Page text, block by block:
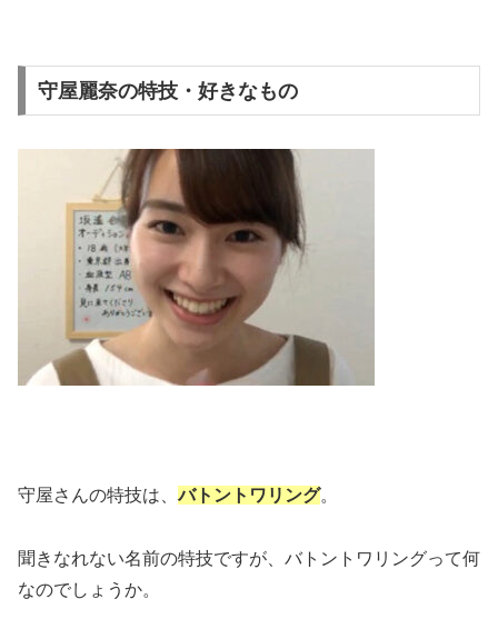
守屋麗奈の特技・好きなもの
守屋さんの特技は、バトントワリング。
聞きなれない名前の特技ですが、バトントワリングって何
なのでしょうか。